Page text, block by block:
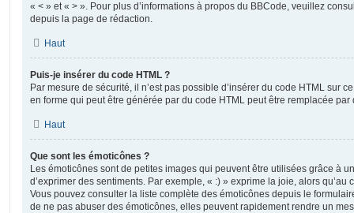
« < » et « > ». Pour plus d’informations à propos du BBCode, veuillez
depuis la page de rédaction.
Haut
Puis-je insérer du code HTML ?
Par mesure de sécurité, il n’est pas possible d’insérer du code HTML sur
en forme qui peut être générée par du code HTML peut être remplacée par
Haut
Que sont les émoticônes ?
Les émoticônes sont de petites images qui peuvent être utilisées grâce à
d’exprimer des sentiments. Par exemple, « :) » exprime la joie, alors qu’au
Vous pouvez consulter la liste complète des émoticônes depuis le
de ne pas abuser des émoticônes, elles peuvent rapidement rendre un